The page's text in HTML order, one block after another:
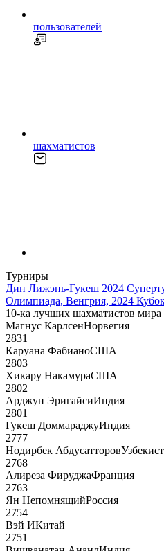
пользователей
шахматистов
Турниры
Дин Лижэнь-Гукеш 2024
Олимпиада, Венгрия, 2024
10-ка лучших шахматистов мира
Магнус КарлсенНорвегия
2831
Каруана ФабианоСША
2803
Хикару НакамураСША
2802
Арджун ЭригайсиИндия
2801
Гукеш ДоммараджуИндия
2777
Нодирбек Абдусатторов
2768
Алиреза ФируджаФранция
2763
Ян НепомнящийРоссия
2754
Вэй ИКитай
2751